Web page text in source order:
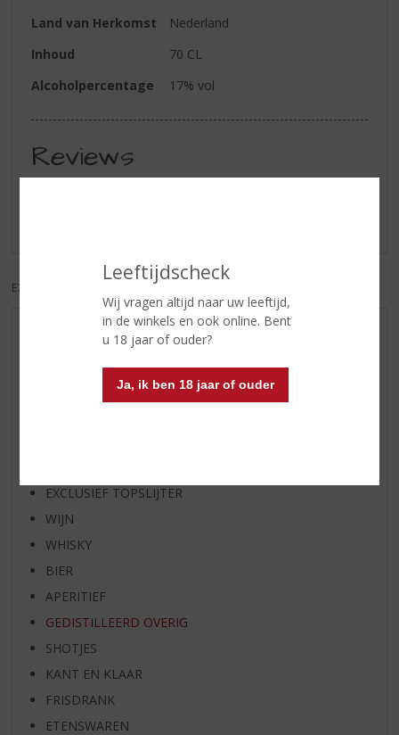
Leeftijdscheck
Wij vragen altijd naar uw leeftijd,
in de winkels en ook online. Bent
u 18 jaar of ouder?
Ja, ik ben 18 jaar of ouder
Land van Herkomst
Nederland
Inhoud
70 CL
Alcoholpercentage
17% vol
Reviews
EXCL. BTW INCL. BTW
AANBIEDINGEN
WIJN VAN DE MAAND
WHISKY VAN DE MAAND
EXCLUSIEF TOPSLIJTER
WIJN
WHISKY
BIER
APERITIEF
GEDISTILLEERD OVERIG
SHOTJES
KANT EN KLAAR
FRISDRANK
ETENSWAREN